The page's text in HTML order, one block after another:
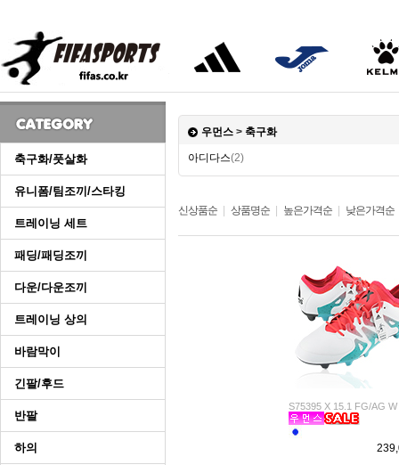
축구화/풋살화
유니폼/팀조끼/스타킹
트레이닝 세트
패딩/패딩조끼
다운/다운조끼
트레이닝 상의
바람막이
긴팔/후드
반팔
하의
우먼스 > 축구화
아디다스(2)
신상품순 상품명순 높은가격순 낮은가격순
S75395 X 15.1 FG/AG W